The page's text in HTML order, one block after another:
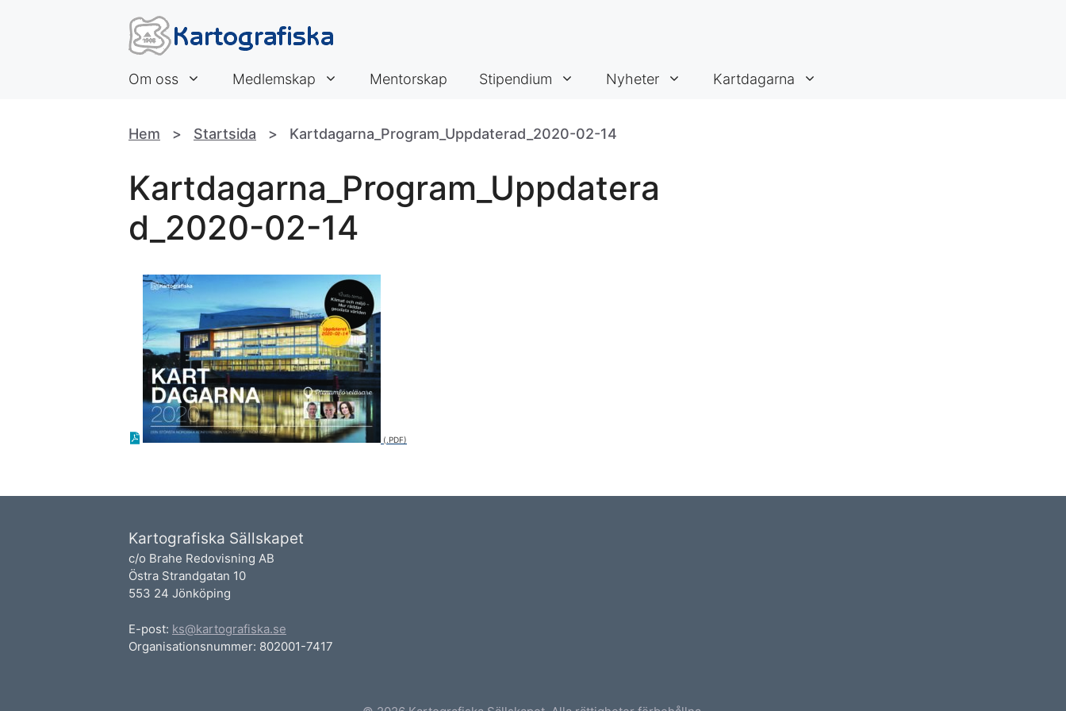
Om oss Medlemskap Mentorskap Stipendium Nyheter Kartdagarna
Hem > Startsida > Kartdagarna_Program_Uppdaterad_2020-02-14
Kartdagarna_Program_Uppdatera
d_2020-02-14
Kartografiska Sällskapet
c/o Brahe Redovisning AB
Östra Strandgatan 10
553 24 Jönköping
E-post: ks@kartografiska.se
Organisationsnummer: 802001-7417